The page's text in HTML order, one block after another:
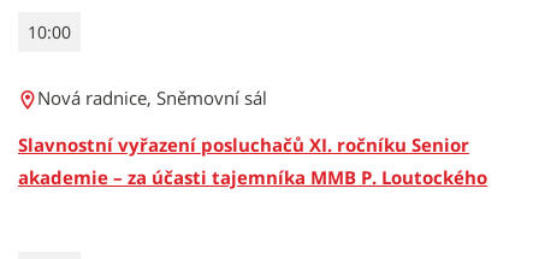
10:00
Nová radnice, Sněmovní sál
Slavnostní vyřazení posluchačů XI. ročníku Senior
akademie – za účasti tajemníka MMB P. Loutockého